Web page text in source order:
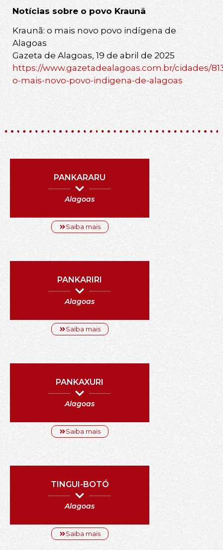
Notícias sobre o povo Kraunã
Kraunã: o mais novo povo indígena de
Alagoas
Gazeta de Alagoas, 19 de abril de 2025
https://www.gazetadealagoas.com.br/cidades/
o-mais-novo-povo-indigena-de-alagoas
PANKARARU
Alagoas
Saiba mais
PANKARIRI
Alagoas
Saiba mais
PANKAXURI
Alagoas
Saiba mais
TINGUI-BOTÓ
Alagoas
Saiba mais